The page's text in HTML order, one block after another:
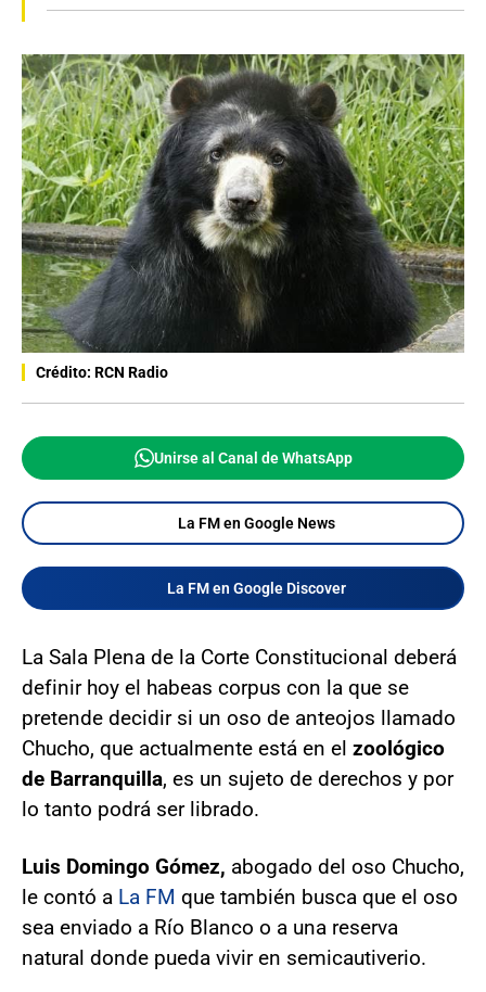
Crédito: RCN Radio
Unirse al Canal de WhatsApp
La FM en Google News
La FM en Google Discover
La Sala Plena de la Corte Constitucional deberá
definir hoy el habeas corpus con la que se
pretende decidir si un oso de anteojos llamado
Chucho, que actualmente está en el zoológico
de Barranquilla, es un sujeto de derechos y por
lo tanto podrá ser librado.
Luis Domingo Gómez, abogado del oso Chucho,
le contó a La FM que también busca que el oso
sea enviado a Río Blanco o a una reserva
natural donde pueda vivir en semicautiverio.